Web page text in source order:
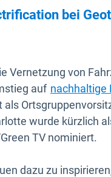
bei
Vernetzung von
auf nachhaltige
wurde kürzlich
öffnenTV nominiert.
dazu zu